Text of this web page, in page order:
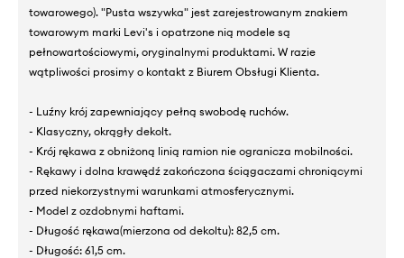
towarowego). "Pusta wszywka" jest zarejestrowanym znakiem
towarowym marki Levi's i opatrzone nią modele są
pełnowartościowymi, oryginalnymi produktami. W razie
wątpliwości prosimy o kontakt z Biurem Obsługi Klienta.
- Luźny krój zapewniający pełną swobodę ruchów.
- Klasyczny, okrągły dekolt.
- Krój rękawa z obniżoną linią ramion nie ogranicza mobilności.
- Rękawy i dolna krawędź zakończona ściągaczami chroniącymi
przed niekorzystnymi warunkami atmosferycznymi.
- Model z ozdobnymi haftami.
- Długość rękawa(mierzona od dekoltu): 82,5 cm.
- Długość: 61,5 cm.